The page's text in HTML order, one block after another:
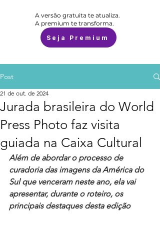
A versão gratuita te atualiza.
A premium te transforma.
Seja Premium
Post
Jurada brasileira do World
Press Photo faz visita
guiada na Caixa Cultural
21 de out. de 2024
Além de abordar o processo de
curadoria das imagens da América do
Sul que venceram neste ano, ela vai
apresentar, durante o roteiro, os
principais destaques desta edição